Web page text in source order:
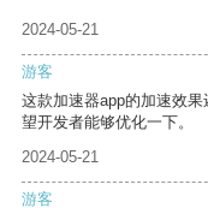
2024-05-21
游客
这款加速器app的加速效
望开发者能够优化一下。
2024-05-21
游客